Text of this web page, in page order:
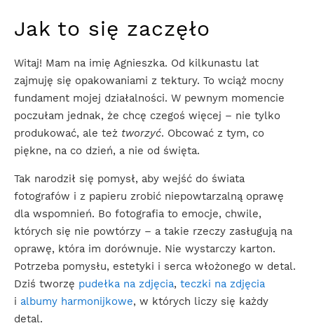
Jak to się zaczęło
Witaj! Mam na imię Agnieszka. Od kilkunastu lat
zajmuję się opakowaniami z tektury. To wciąż mocny
fundament mojej działalności. W pewnym momencie
poczułam jednak, że chcę czegoś więcej – nie tylko
produkować, ale też tworzyć. Obcować z tym, co
piękne, na co dzień, a nie od święta.
Tak narodził się pomysł, aby wejść do świata
fotografów i z papieru zrobić niepowtarzalną oprawę
dla wspomnień. Bo fotografia to emocje, chwile,
których się nie powtórzy – a takie rzeczy zasługują na
oprawę, która im dorównuje. Nie wystarczy karton.
Potrzeba pomysłu, estetyki i serca włożonego w detal.
Dziś tworzę pudełka na zdjęcia, teczki na zdjęcia
i albumy harmonijkowe, w których liczy się każdy
detal.